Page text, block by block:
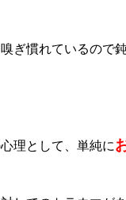
ぎ慣れているので
理として、単純に